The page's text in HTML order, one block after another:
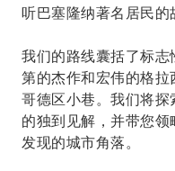
听巴塞隆纳著名居民的
我们的路线囊括了标
第的杰作和宏伟的格
哥德区小巷。我们将探
的独到见解，并带您
发现的城市角落。